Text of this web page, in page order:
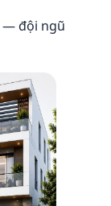
— đội ngũ